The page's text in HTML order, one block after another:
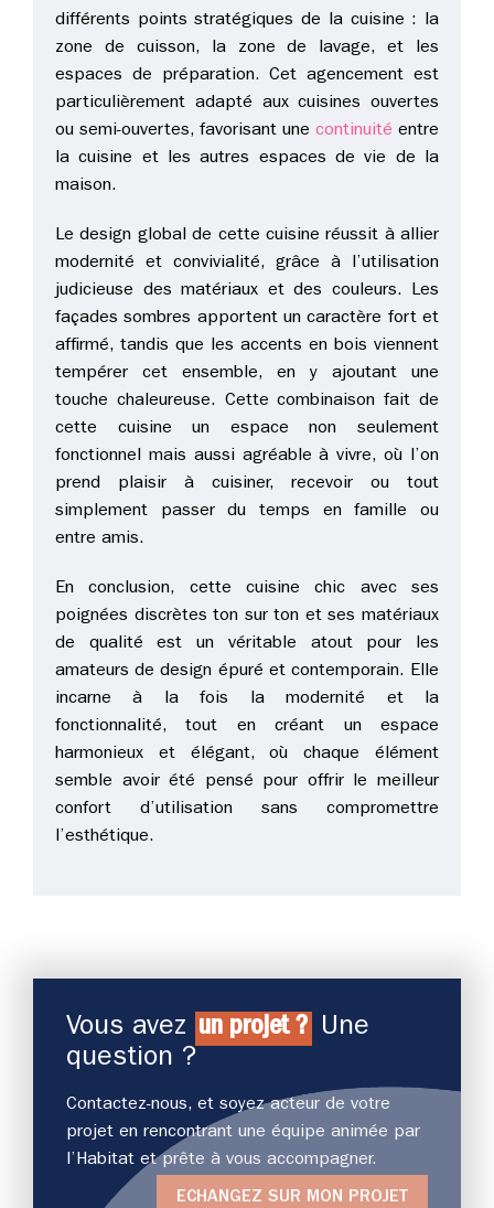
différents points stratégiques de la cuisine : la
zone de cuisson, la zone de lavage, et les
espaces de préparation. Cet agencement est
particulièrement adapté aux cuisines ouvertes
ou semi-ouvertes, favorisant une continuité entre
la cuisine et les autres espaces de vie de la
maison.
Le design global de cette cuisine réussit à allier
modernité et convivialité, grâce à l’utilisation
judicieuse des matériaux et des couleurs. Les
façades sombres apportent un caractère fort et
affirmé, tandis que les accents en bois viennent
tempérer cet ensemble, en y ajoutant une
touche chaleureuse. Cette combinaison fait de
cette cuisine un espace non seulement
fonctionnel mais aussi agréable à vivre, où l’on
prend plaisir à cuisiner, recevoir ou tout
simplement passer du temps en famille ou
entre amis.
En conclusion, cette cuisine chic avec ses
poignées discrètes ton sur ton et ses matériaux
de qualité est un véritable atout pour les
amateurs de design épuré et contemporain. Elle
incarne à la fois la modernité et la
fonctionnalité, tout en créant un espace
harmonieux et élégant, où chaque élément
semble avoir été pensé pour offrir le meilleur
confort d’utilisation sans compromettre
l’esthétique.
Vous avez un projet ? Une
question ?
Contactez-nous, et soyez acteur de votre
projet en rencontrant une équipe animée par
l’Habitat et prête à vous accompagner.
ECHANGEZ SUR MON PROJET